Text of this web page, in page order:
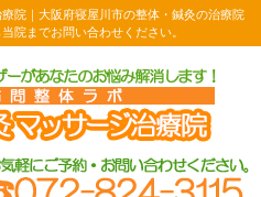
院｜大阪府寝屋川市の整体・鍼灸の治療院
院までお問い合わせください。